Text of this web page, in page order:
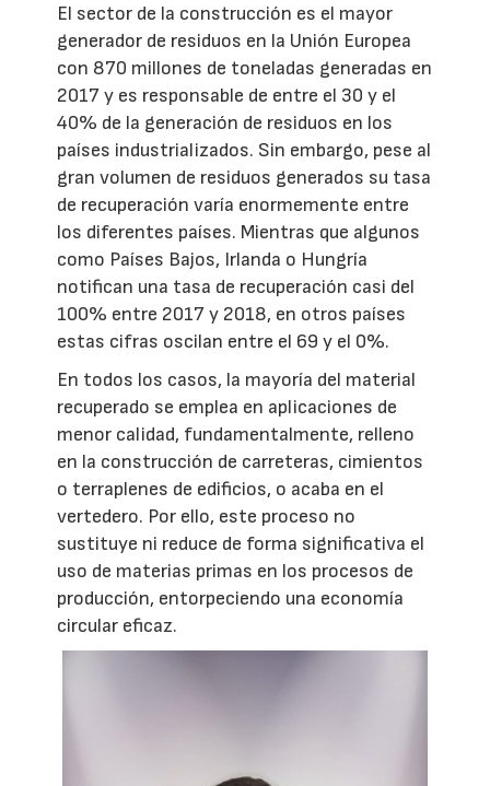
El sector de la construcción es el mayor
generador de residuos en la Unión Europea
con 870 millones de toneladas generadas en
2017 y es responsable de entre el 30 y el
40% de la generación de residuos en los
países industrializados. Sin embargo, pese al
gran volumen de residuos generados su tasa
de recuperación varía enormemente entre
los diferentes países. Mientras que algunos
como Países Bajos, Irlanda o Hungría
notifican una tasa de recuperación casi del
100% entre 2017 y 2018, en otros países
estas cifras oscilan entre el 69 y el 0%.
En todos los casos, la mayoría del material
recuperado se emplea en aplicaciones de
menor calidad, fundamentalmente, relleno
en la construcción de carreteras, cimientos
o terraplenes de edificios, o acaba en el
vertedero. Por ello, este proceso no
sustituye ni reduce de forma significativa el
uso de materias primas en los procesos de
producción, entorpeciendo una economía
circular eficaz.